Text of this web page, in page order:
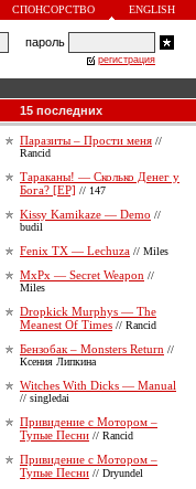
СПОНСОРСТВО ENGLISH
пароль
регистрация
15 последних
Паразиты – Прости меня //
Rancid
Тараканы! — Сколько Денег у
Бога? [EP] // 147
Kissy Kamikaze — Demo //
budil
Fenix TX — Lechuza // Miles
MxPx — Secret Weapon //
Miles
Dropkick Murphys — The
Meanest Of Times // Rancid
Бензобак – Monsters Return //
Ксения Липкина
Witches With Dicks — Manual
// singledai
Привидение с Мотором –
Тупые Песни // Rancid
Привидение с Мотором –
Тупые Песни // Dryundel